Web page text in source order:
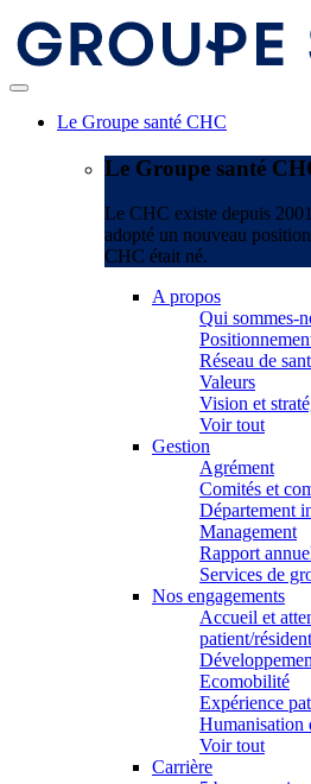
Le Groupe santé CHC
Le Groupe santé
Le CHC existe depuis
adopté un nouveau
CHC était né.
A propos
Qui sommes-
Réseau de
Valeurs
Vision et
Voir tout
Gestion
Agrément
Comités et
Département
Management
Rapport
Services de
Nos engagements
Accueil et
patient/résident
Ecomobilité
Expérience
Humanisation
Voir tout
Carrière